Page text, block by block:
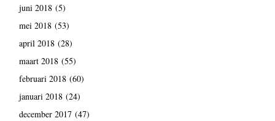
juni 2018(5)
mei 2018(53)
april 2018(28)
maart 2018(55)
februari 2018(60)
januari 2018(24)
december 2017(47)